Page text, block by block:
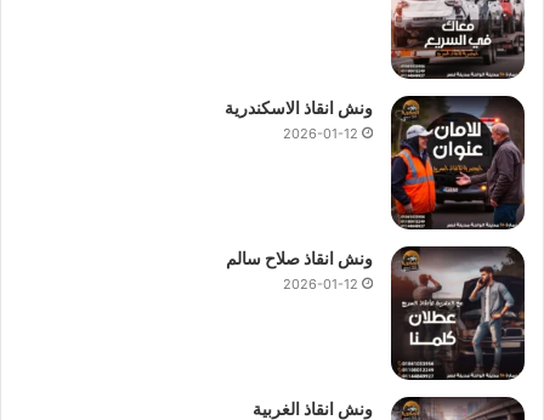
ونش انقاذ الاسكندرية
2026-01-12
ونش انقاذ صلاح سالم
2026-01-12
ونش انقاذ الغربية